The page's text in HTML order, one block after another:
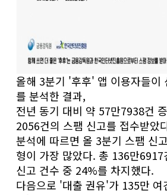
올해 3분기 '후후' 앱 이용자들이
를 분석한 결과,
전년 동기 대비 약 57만7938건
2056건의 스팸 신고를 접수받았
분석에 따르면 올 3분기 스팸 신
형이 가장 많았다. 총 136만6917
신고 건수 중 24%를 차지했다.
다음으로 '대출 권유'가 135만